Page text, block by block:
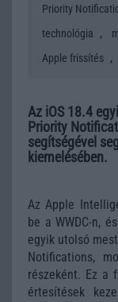
Priority
technológia ,
Apple frissítés ,
Az iOS 18.4
Priority
segítségével
kiemelésében.
Az Apple
be a WWDC-n,
egyik utolsó
Notifications,
részeként. Ez a
értesítések